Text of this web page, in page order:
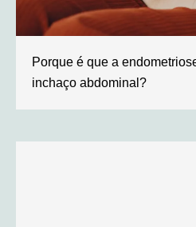
Porque é que a
inchaço abdominal?